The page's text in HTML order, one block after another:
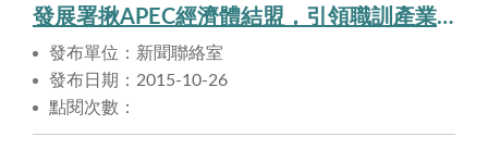
發展署揪APEC經濟體結盟，引領職訓產業邁向國際。
發布單位：新聞聯絡室
發布日期：2015-10-26
點閱次數：